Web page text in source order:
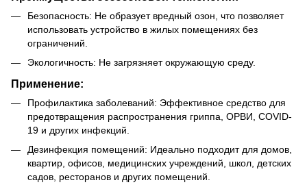
Безопасность: Не образует вредный озон, что позволяет
использовать устройство в жилых помещениях без
ограничений.
Экологичность: Не загрязняет окружающую среду.
Применение:
Профилактика заболеваний: Эффективное средство для
предотвращения распространения гриппа, ОРВИ, COVID-
19 и других инфекций.
Дезинфекция помещений: Идеально подходит для домов,
квартир, офисов, медицинских учреждений, школ, детских
садов, ресторанов и других помещений.